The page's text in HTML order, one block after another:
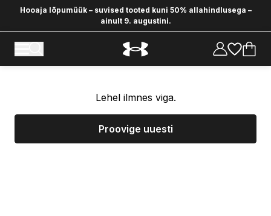
Hooaja lõpumüük – suvised tooted kuni 50% allahindlusega –
ainult 9. augustini.
Lehel ilmnes viga.
Proovige uuesti